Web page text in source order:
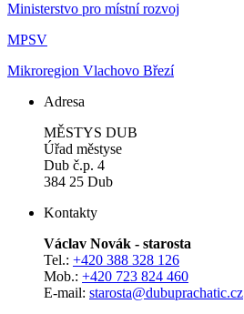
Ministerstvo pro místní rozvoj
MPSV
Mikroregion Vlachovo Březí
Adresa
MĚSTYS DUB
Úřad městyse
Dub č.p. 4
384 25 Dub
Kontakty
Václav Novák - starosta
Tel.: +420 388 328 126
Mob.: +420 723 824 460
E-mail: starosta@dubuprachatic.cz